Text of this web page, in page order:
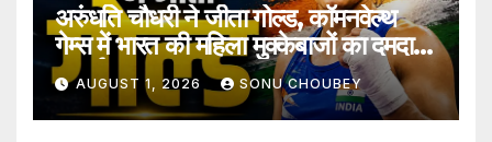
अरुंधति चौधरी ने जीता गोल्ड, कॉमनवेल्थ
गेम्स में भारत की महिला मुक्केबाजों का दमदार
प्रदर्शन
AUGUST 1, 2026 SONU CHOUBEY